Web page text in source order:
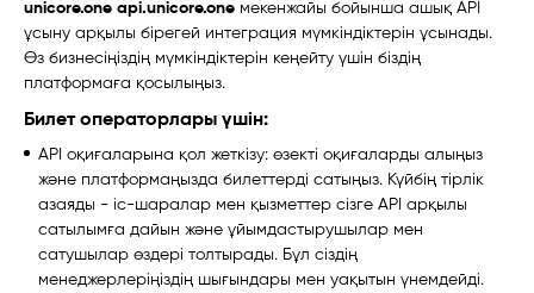
unicore.one api.unicore.one мекенжайы бойынша ашық API
ұсыну арқылы бірегей интеграция мүмкіндіктерін ұсынады.
Өз бизнесіңіздің мүмкіндіктерін кеңейту үшін біздің
платформаға қосылыңыз.
Билет операторлары үшін:
API оқиғаларына қол жеткізу: өзекті оқиғаларды алыңыз
және платформаңызда билеттерді сатыңыз. Күйбің тірлік
азаяды - іс-шаралар мен қызметтер сізге API арқылы
сатылымға дайын және ұйымдастырушылар мен
сатушылар өздері толтырады. Бұл сіздің
менеджерлеріңіздің шығындары мен уақытын үнемдейді.